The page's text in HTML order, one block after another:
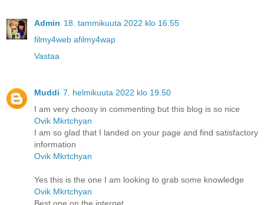
Admin 18. tammikuuta 2022 klo 16.55
filmy4web afilmy4wap
Vastaa
Muddi 7. helmikuuta 2022 klo 19.50
I am very choosy in commenting but this blog is so nice
Ovik Mkrtchyan
I am so glad that I landed on your page and find satisfactory
information
Ovik Mkrtchyan
Yes this is the one I am looking to grab some knowledge
Ovik Mkrtchyan
Best one on the internet